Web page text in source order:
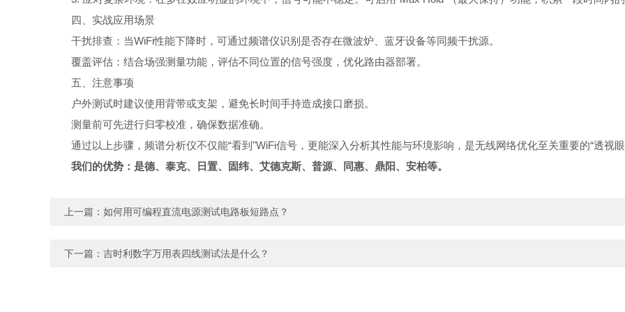
四、实战应用场景
干扰排查：当WiFi性能下降时，可通过频谱仪识别是否存在微波炉、蓝牙设备等同频干扰源。
覆盖评估：结合场强测量功能，评估不同位置的信号强度，优化路由器部署。
五、注意事项
户外测试时建议使用背带或支架，避免长时间手持造成接口磨损。
测量前可先进行归零校准，确保数据准确。
通过以上步骤，频谱分析仪不仅能“看到"WiFi信号，更能深入分析其性能与环境影响，是无线网络优化至关重要的“透视
我们的优势：是德、泰克、日置、固纬、艾德克斯、普源、同惠、鼎阳、安柏等。
上一篇： 如何用可编程直流电源测试电路板短路点？
下一篇： 吉时利数字万用表四线测试法是什么？